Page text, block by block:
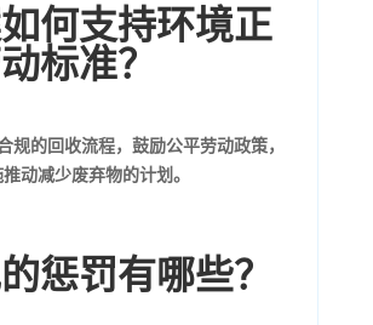
何支持环境正
标准？
规的回收流程，鼓励公平劳动政策，
动减少废弃物的计划。
惩罚有哪些？